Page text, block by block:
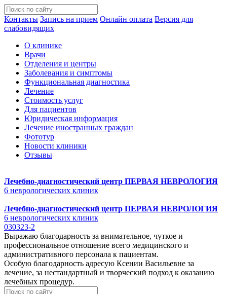
Контакты Запись на прием Онлайн оплата Версия для
слабовидящих
О клинике
Врачи
Отделения и центры
Заболевания и симптомы
Функциональная диагностика
Лечение
Стоимость услуг
Для пациентов
Юридическая информация
Лечение иностранных граждан
Фототур
Новости клиники
Отзывы
Лечебно-диагностический центр ПЕРВАЯ НЕВРОЛОГИЯ
6 неврологических клиник
Лечебно-диагностический центр ПЕРВАЯ НЕВРОЛОГИЯ
6 неврологических клиник
030323-2
Выражаю благодарность за внимательное, чуткое и
профессиональное отношение всего медицинского и
административного персонала к пациентам.
Особую благодарность адресую Ксении Васильевне за
лечение, за нестандартный и творческий подход к оказанию
лечебных процедур.